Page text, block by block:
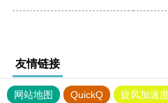
友情链接
网站地图 QuickQ 旋风加速